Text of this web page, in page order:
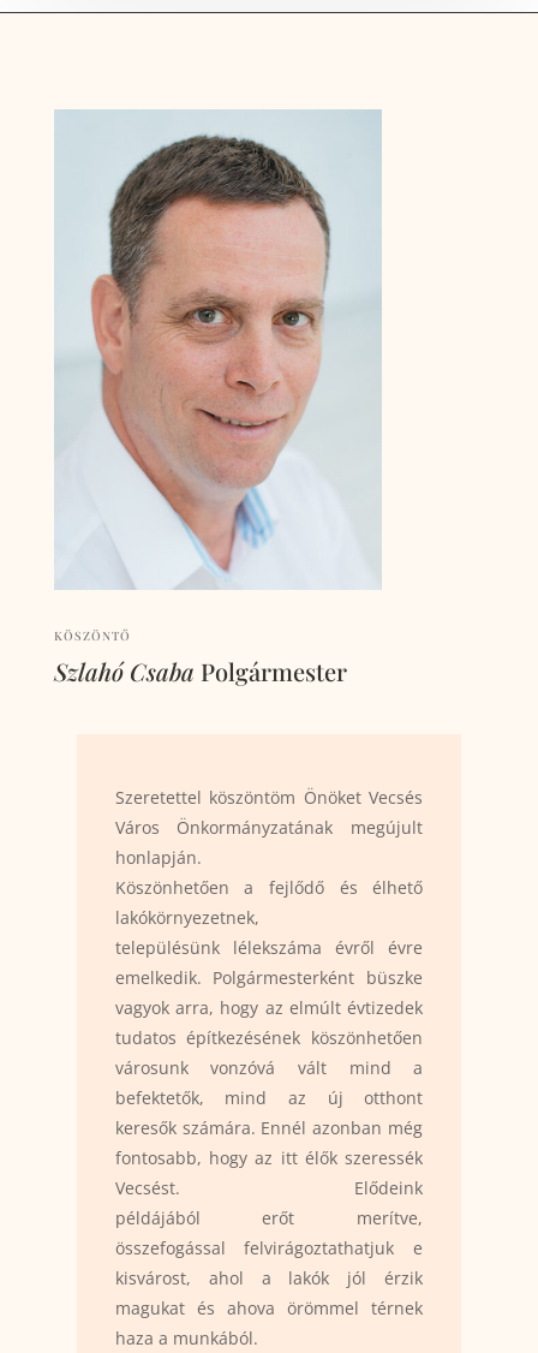
KÖSZÖNTŐ
Szlahó Csaba Polgármester
Szeretettel köszöntöm Önöket Vecsés
Város Önkormányzatának megújult
honlapján.
Köszönhetően a fejlődő és élhető
lakókörnyezetnek,
településünk lélekszáma évről évre
emelkedik. Polgármesterként büszke
vagyok arra, hogy az elmúlt évtizedek
tudatos építkezésének köszönhetően
városunk vonzóvá vált mind a
befektetők, mind az új otthont
keresők számára. Ennél azonban még
fontosabb, hogy az itt élők szeressék
Vecsést. Elődeink
példájából erőt merítve,
összefogással felvirágoztathatjuk e
kisvárost, ahol a lakók jól érzik
magukat és ahova örömmel térnek
haza a munkából.